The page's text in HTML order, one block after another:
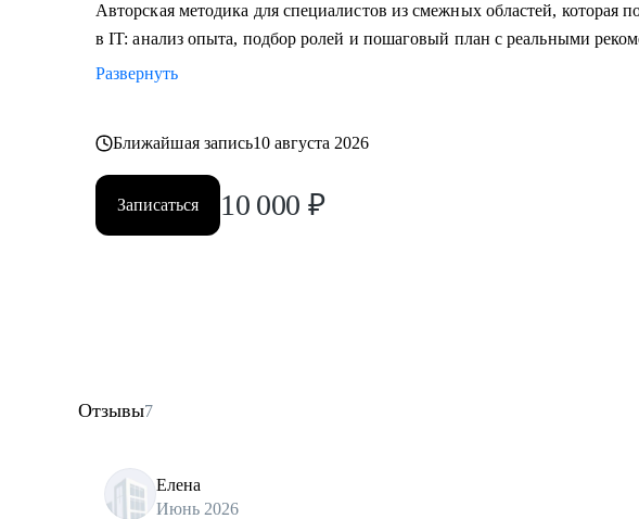
Авторская методика для специалистов из смежных областей, которая
в IT: анализ опыта, подбор ролей и пошаговый план с реальными
Развернуть
Ближайшая запись10 августа 2026
Записаться 10 000 ₽
Отзывы7
Елена
Июнь 2026